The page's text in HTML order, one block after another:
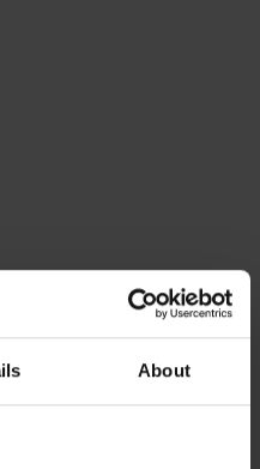
About